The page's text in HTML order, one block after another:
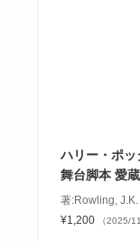
ハリー・ポ
舞台脚本 愛
著:Rowling, J.K.
¥1,200
（2025/